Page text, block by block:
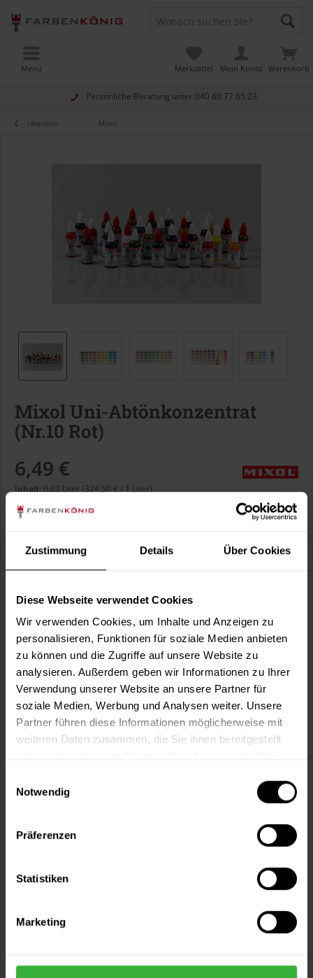
Zustimmung Details Über Cookies
Diese Webseite verwendet Cookies
Wir verwenden Cookies, um Inhalte und Anzeigen zu
personalisieren, Funktionen für soziale Medien anbieten
zu können und die Zugriffe auf unsere Website zu
analysieren. Außerdem geben wir Informationen zu Ihrer
Verwendung unserer Website an unsere Partner für
soziale Medien, Werbung und Analysen weiter. Unsere
Partner führen diese Informationen möglicherweise mit
weiteren Daten zusammen, die Sie ihnen bereitgestellt
Notwendig
Präferenzen
Statistiken
Marketing
Persönliche Beratung unter 040 60 77 65 23
Warenkorb
Merkzettel Mein Konto
Menü
Übersicht Mixol
Mixol Uni-Abtönkonzentrat
(Nr.10 Rot)
6,49 €
Inhalt: 0.02 Liter (324,50 € / 1 Liter)
inkl. MwSt.zzgl. Versandkosten
Liter:
In denWarenkorb
Merken Fragen zum Artikel?
Artikel-Nr.: MIX0001NR10_ROT
Kostenloser Versand ab 60 EUR
Persönliche Beratung unter